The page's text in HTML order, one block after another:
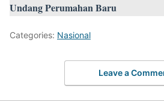
Undang Perumahan Baru
Categories: Nasional
Leave a